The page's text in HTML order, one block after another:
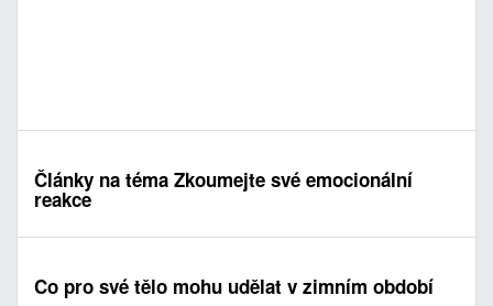
Články na téma Zkoumejte své emocionální
reakce
Co pro své tělo mohu udělat v zimním období